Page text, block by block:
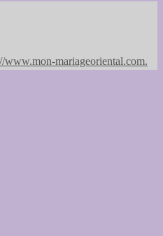
www.mon-mariageoriental.com.